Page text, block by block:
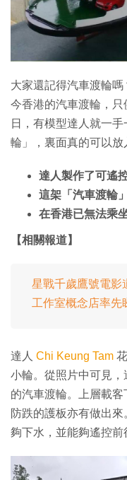
大家還記得汽車渡輪
今香港的汽車渡輪，
日，有模型達人就一
輪」，裏面真的可以放
達人製作了可遙
這架「汽車渡輪
在香港已無法乘
【相關報道】
星戰千歲鷹號電影
工作室概念店率先
達人 Chi Keung Tam
小輪。從照片中可見
的汽車渡輪。上層載
防跌的護板亦有做出
夠下水，並能夠遙控前